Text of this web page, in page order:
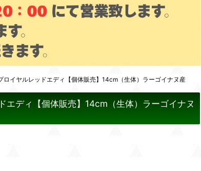
イヤルレッドエディ【個体販売】14cm（生体）ラーゴイナヌ産
エディ【個体販売】14cm（生体）ラーゴイナヌ